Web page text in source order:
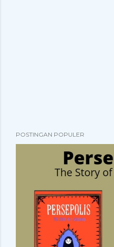
POSTINGAN POPULER